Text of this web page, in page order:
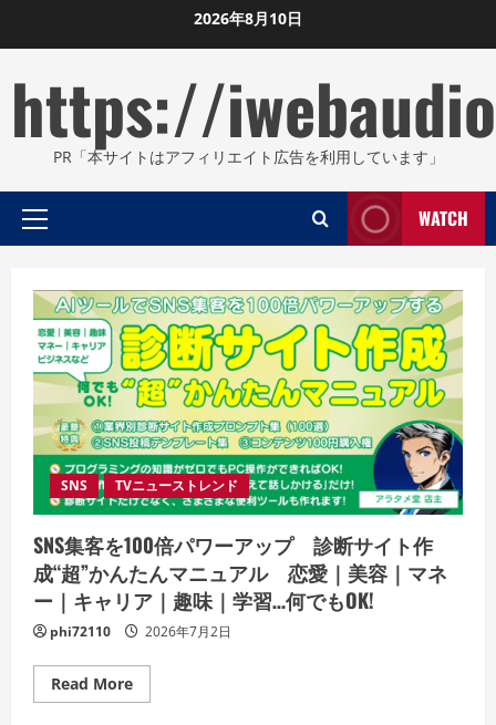
to
2026年8月10日
https://
PR「本サイトはアフィリエイト広告を利用しています」
Primary
WATCH
SNS TVニューストレンド
SNS集客を100倍パワーアップ 診断サイト作
成“超”かんたんマニュアル 恋愛｜美容｜マネ
ー｜キャリア｜趣味｜学習…何でもOK!
phi72110 2026年7月2日
Read MoreRead
more